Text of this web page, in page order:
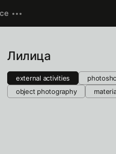
Лилица
external activities
object photography